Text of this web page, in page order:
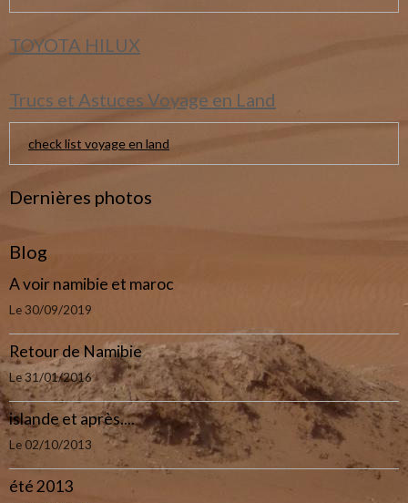
TOYOTA HILUX
Trucs et Astuces Voyage en Land
check list voyage en land
Dernières photos
Blog
A voir namibie et maroc
Le 30/09/2019
Retour de Namibie
Le 31/01/2016
islande et après....
Le 02/10/2013
été 2013